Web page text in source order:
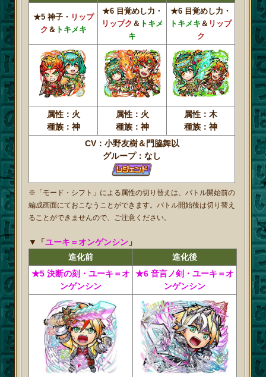
★5 神子・ リップ
ク ＆ トキメキ
★6 目覚めし力・
リップク ＆ トキメ
キ
★6 目覚めし力・
トキメキ ＆ リップ
ク
属性：火
種族：神
属性：火
種族：神
属性：木
種族：神
CV：小野友樹＆門脇舞以
グループ：なし
※「モード・シフト」による属性の切り替えは、バトル開始前の
編成画面にておこなうことができます。バトル開始後は切り替え
ることができませんので、ご注意ください。
▼「ユーキ＝オンゲンシン 」
進化前
進化後
★5 決断の刻・ユーキ＝オ
ンゲンシン
★6 音言ノ剣・ユーキ＝オ
ンゲンシン